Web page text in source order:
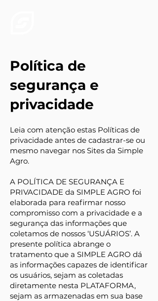
Política de
segurança e
privacidade
Leia com atenção estas Políticas de
privacidade antes de cadastrar-se ou
mesmo navegar nos Sites da Simple
Agro.
A POLÍTICA DE SEGURANÇA E
PRIVACIDADE da SIMPLE AGRO foi
elaborada para reafirmar nosso
compromisso com a privacidade e a
segurança das informações que
coletamos de nossos ‘USUÁRIOS’. A
presente política abrange o
tratamento que a SIMPLE AGRO dá
as informações capazes de identificar
os usuários, sejam as coletadas
diretamente nesta PLATAFORMA,
sejam as armazenadas em sua base